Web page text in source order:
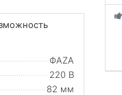
ФАZА
220 В
82 мм